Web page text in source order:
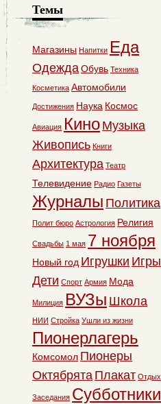
Темы
Магазины Напитки Еда
ОдеждаОбувь Техника
Косметика Автомобили
Достижения Наука Космос
Авиация Кино Музыка
Живопись Книги
Архитектура Театр
Телевидение Радио Газеты
Журналы Политика
Полит бюро Астрология Религия
Свадьбы 1 мая 7 ноября
Новый год Игрушки Игры
Дети Спорт Армия Мода
Милиция ВУЗы Школа
НИИ Стройка Ушли из жизни
Пионерлагерь
Комсомол Пионеры
Октябрята Плакат Отдых
Заседания Субботники